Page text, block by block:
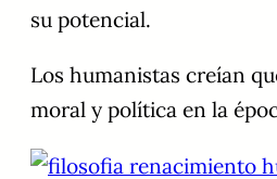
su potencial.
Los humanistas creían
moral y política en la